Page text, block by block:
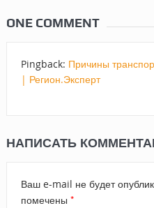
ONE COMMENT
Pingback: Причины
| Регион.Эксперт
НАПИСАТЬ
Ваш e-mail не будет
помечены *